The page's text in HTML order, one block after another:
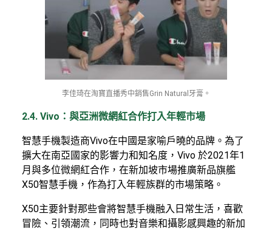
李佳琦在淘寶直播秀中銷售Grin Natural牙膏。
2.4. Vivo：與亞洲微網紅合作打入年輕市場
智慧手機製造商Vivo在中國是家喻戶曉的品牌。為了
擴大在南亞國家的影響力和知名度，Vivo 於2021年1
月與多位微網紅合作，在新加坡市場推廣新品旗艦
X50智慧手機，作為打入年輕族群的市場策略。
X50主要針對那些會將智慧手機融入日常生活，喜歡
冒險、引領潮流，同時也對音樂和攝影感興趣的新加